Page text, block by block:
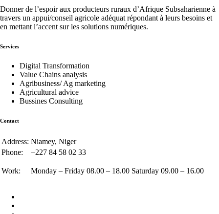
Donner de l’espoir aux producteurs ruraux d’Afrique Subsaharienne à
travers un appui/conseil agricole adéquat répondant à leurs besoins et
en mettant l’accent sur les solutions numériques.
Services
Digital Transformation
Value Chains analysis
Agribusiness/ Ag marketing
Agricultural advice
Bussines Consulting
Contact
Address: Niamey, Niger
Phone:
+227 84 58 02 33
Work: Monday – Friday 08.00 – 18.00 Saturday 09.00 – 16.00